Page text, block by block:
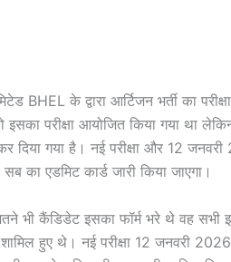
BHEL के द्वारा आर्टिजन भर्ती का
परीक्षा आयोजित किया गया था
दिया गया है। नई परीक्षा और 12
का एडमिट कार्ड जारी किया जाएगा।
भी कैंडिडेट इसका फॉर्म भरे थे वह सभी
हुए थे। नई परीक्षा 12 जनवरी